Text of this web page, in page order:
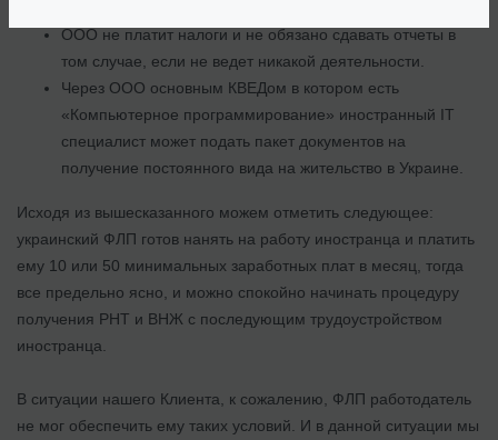
ООО не платит налоги и не обязано сдавать отчеты в
том случае, если не ведет никакой деятельности.
Через ООО основным КВЕДом в котором есть
«Компьютерное программирование» иностранный ІТ
специалист может подать пакет документов на
получение постоянного вида на жительство в Украине.
Исходя из вышесказанного можем отметить следующее:
украинский ФЛП готов нанять на работу иностранца и платить
ему 10 или 50 минимальных заработных плат в месяц, тогда
все предельно ясно, и можно спокойно начинать процедуру
получения РНТ и ВНЖ с последующим трудоустройством
иностранца.
В ситуации нашего Клиента, к сожалению, ФЛП работодатель
не мог обеспечить ему таких условий. И в данной ситуации мы